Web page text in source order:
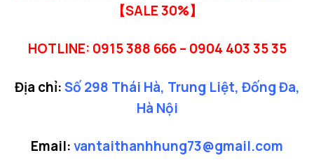
【SALE 30%】
HOTLINE: 0915 388 666 – 0904 403 35 35
Địa chỉ:Số 298 Thái Hà, Trung Liệt, Đống Đa,
Hà Nội
Email:vantaithanhhung73@gmail.com